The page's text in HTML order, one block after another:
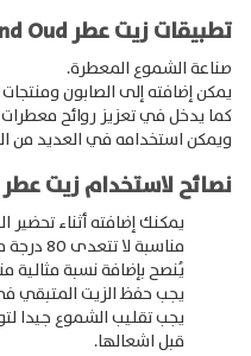
Products
search
تطبيقات زيت عطر Rose And Oud
صناعة الشموع المعطرة.
يمكن إضافته إلى الصابون ومنتجات
كما يدخل في تعزيز روائح معطرات
ويمكن استخدامه في العديد من
نصائح لاستخدام زيت عطر Rose And Oud
يمكنك إضافته أثناء
مناسبة لا تتعدى 80 درجة مئوية.
يُنصح بإضافة نسبة مثالية منه
يجب حفظ الزيت المتبقي
يجب تقليب الشموع جيدا
قبل اشعالها.